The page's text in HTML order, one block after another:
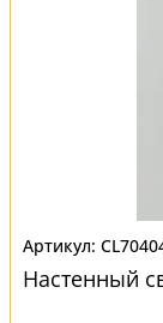
Настенный